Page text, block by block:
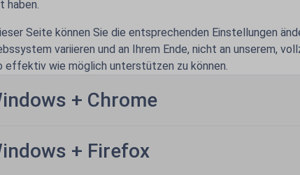
haben.
Seite können Sie die entsprechenden Einstellungen
variieren und an Ihrem Ende, nicht an unserem,
effektiv wie möglich unterstützen zu können.
+ Chrome
+ Firefox